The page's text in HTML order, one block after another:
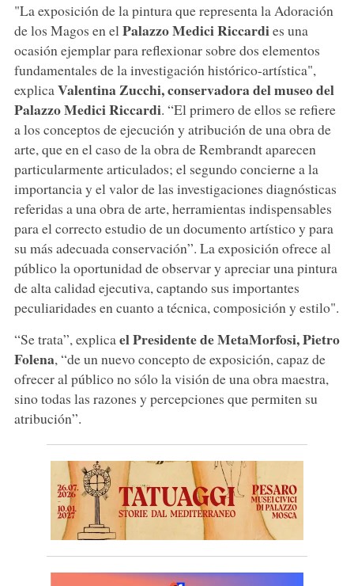
"La exposición de la pintura que representa la Adoración
de los Magos en elPalazzo Medici Riccardies una
ocasión ejemplar para reflexionar sobre dos elementos
fundamentales de la investigación histórico-artística",
explicaValentina Zucchi, conservadora del museo del
Palazzo Medici Riccardi. “El primero de ellos se refiere
a los conceptos de ejecución y atribución de una obra de
arte, que en el caso de la obra de Rembrandt aparecen
particularmente articulados; el segundo concierne a la
importancia y el valor de las investigaciones diagnósticas
referidas a una obra de arte, herramientas indispensables
para el correcto estudio de un documento artístico y para
su más adecuada conservación”. La exposición ofrece al
público la oportunidad de observar y apreciar una pintura
de alta calidad ejecutiva, captando sus importantes
peculiaridades en cuanto a técnica, composición y estilo".
“Se trata”, explicael Presidente de MetaMorfosi, Pietro
Folena, “de un nuevo concepto de exposición, capaz de
ofrecer al público no sólo la visión de una obra maestra,
sino todas las razones y percepciones que permiten su
atribución”.